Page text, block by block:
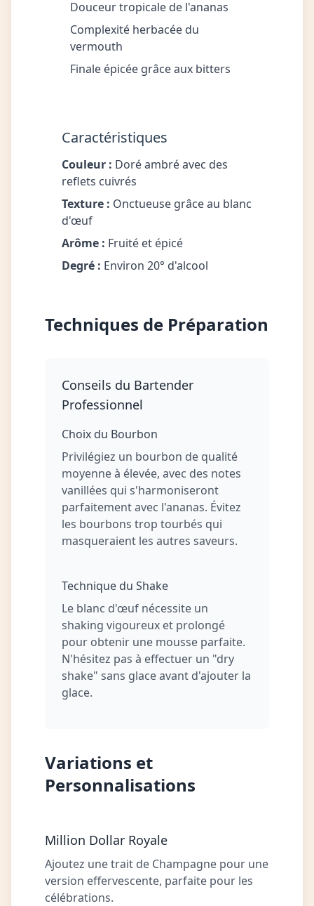
Douceur tropicale de l'ananas
Complexité herbacée du
vermouth
Finale épicée grâce aux bitters
Caractéristiques
Couleur : Doré ambré avec des
reflets cuivrés
Texture : Onctueuse grâce au blanc
d'œuf
Arôme : Fruité et épicé
Degré : Environ 20° d'alcool
Techniques de Préparation
Conseils du Bartender
Professionnel
Choix du Bourbon
Privilégiez un bourbon de qualité
moyenne à élevée, avec des notes
vanillées qui s'harmoniseront
parfaitement avec l'ananas. Évitez
les bourbons trop tourbés qui
masqueraient les autres saveurs.
Technique du Shake
Le blanc d'œuf nécessite un
shaking vigoureux et prolongé
pour obtenir une mousse parfaite.
N'hésitez pas à effectuer un "dry
shake" sans glace avant d'ajouter la
glace.
Variations et
Personnalisations
Million Dollar Royale
Ajoutez une trait de Champagne pour une
version effervescente, parfaite pour les
célébrations.